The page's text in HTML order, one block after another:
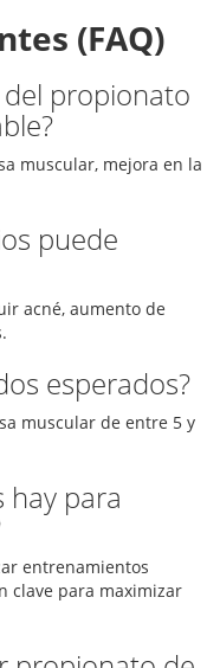
(FAQ)
del propionato
muscular, mejora en la
puede
acné, aumento de
esperados?
muscular de entre 5 y
hay para
entrenamientos
clave para maximizar